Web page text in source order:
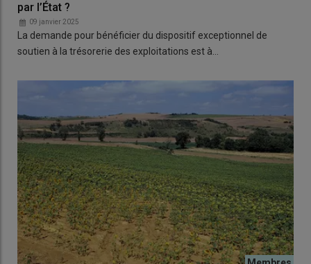
par l’État ?
09 janvier 2025
La demande pour bénéficier du dispositif exceptionnel de
soutien à la trésorerie des exploitations est à…